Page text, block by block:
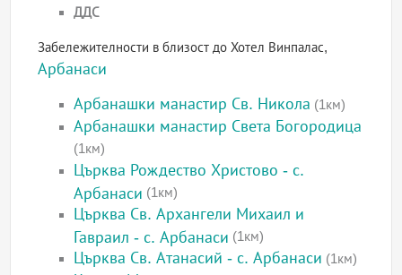
ДДС
Забележителности в близост до Хотел Винпалас,
Арбанаси
Арбанашки манастир Св. Никола (1км)
Арбанашки манастир Света Богородица
(1км)
Църква Рождество Христово - с.
Арбанаси (1км)
Църква Св. Архангели Михаил и
Гавраил - с. Арбанаси (1км)
Църква Св. Атанасий - с. Арбанаси (1км)